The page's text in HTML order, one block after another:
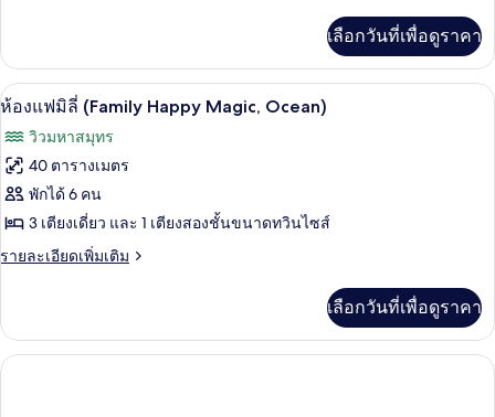
ลี่
(Family
Happy
Magic,
Park)
เกี่ยว
กับ
ห้อง
มิ
ลี่
(Family
Happy
Magic,
เลือกวันที่เพื่อดูราคา
เปิด
ภาพถ่าย
ทั้งหมด
ของ
ห้อง
แฟ
ลี่
(Family
Happy
ห้องแฟมิลี่ (Family Happy Magic,
15
ห้องแฟมิลี่ (Family Happy Magic, Ocean)
วิวมหาสมุทร
40 ตารางเมตร
พักได้ 6 คน
3 เตียงเดี่ยว และ 1 เตียงสองชั้นขนาดทวินไซส์
รายละเอียดเพิ่มเติม
ราย
เกี่ยว
กับ
ห้อง
เลือกวันที่เพื่อดูราคา